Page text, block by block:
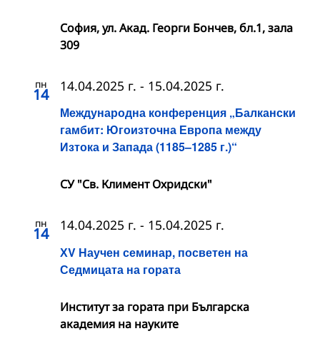
София, ул. Акад. Георги Бончев, бл.1, зала
309
пн
14
Международна конференция „Балкански
гамбит: Югоизточна Европа между
Изтока и Запада (1185–1285 г.)“
14.04.2025 г. - 15.04.2025 г.
СУ "Св. Климент Охридски"
пн
14
ХV Научен семинар, посветен на
Седмицата на гората
14.04.2025 г. - 15.04.2025 г.
Институт за гората при Българска
академия на науките